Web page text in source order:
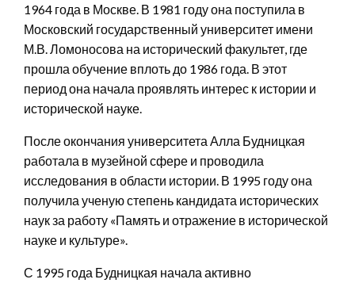
1964 года в Москве. В 1981 году она поступила в
Московский государственный университет имени
М.В. Ломоносова на исторический факультет, где
прошла обучение вплоть до 1986 года. В этот
период она начала проявлять интерес к истории и
исторической науке.
После окончания университета Алла Будницкая
работала в музейной сфере и проводила
исследования в области истории. В 1995 году она
получила ученую степень кандидата исторических
наук за работу «Память и отражение в исторической
науке и культуре».
С 1995 года Будницкая начала активно